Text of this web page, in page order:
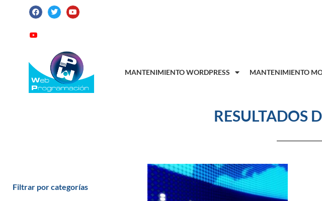
MANTENIMIENTO WORDPRESS MANTENIMIENTO
RESULTADOS
Filtrar por categorías